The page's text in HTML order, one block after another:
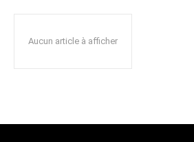
Aucun article à afficher